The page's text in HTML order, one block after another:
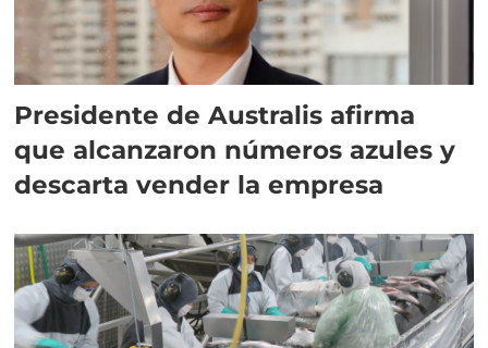
Presidente de Australis afirma
que alcanzaron números azules y
descarta vender la empresa